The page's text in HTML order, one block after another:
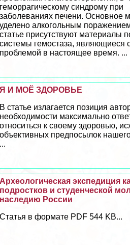
геморрагическому синдрому при
заболеваниях печени. Основное
уделено алкогольным
статье присутствуют материалы
системы гемостаза, являющиеся
проблемой в настоящее время. ...
Я И МОЁ ЗДОРОВЬЕ
В статье излагается позиция
необходимости максимально
относиться к своему здоровью,
объективных предпосылок
...
Археологическая экспедиция
подростков и студенческой
наследию России
Статья в формате PDF 544 KB...